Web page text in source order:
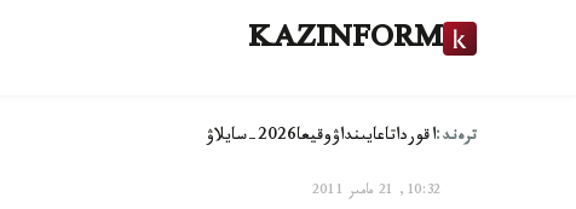
KAZINFORM
ترەند:اقورداتاعايىنداۋوقيعا2026-سايلاۋ
10:32, 21 مامىر 2011